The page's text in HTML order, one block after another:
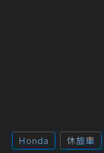
Honda 休旅車